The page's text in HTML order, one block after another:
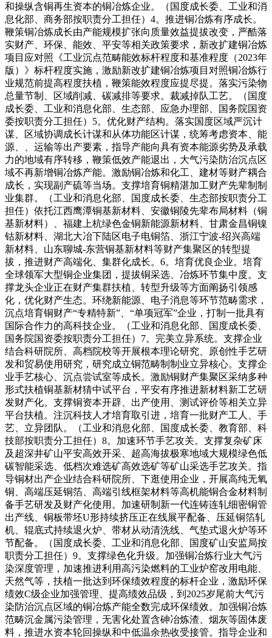
和操纵含铜再生资本的铜冶炼企业。（国度成长委、工业和消
息化部、商务部按职责分工担任）4。推进铜冶炼有序成长。
鞭策铜冶炼成长由产能规模扩张向质量效益提拔改变，严酷落
实财产、环保、能效、平安等相关政策要求，新改扩建铜冶炼
项目应对照《工业沉点范畴能效标杆程度和基准程度（2023年
版）》标杆程度实施，激励新改扩建铜冶炼项目对照铜冶炼行
业规范前提高程度扶植，鞭策能效程度应提尽提。落实污染物
总量节制、区域削减、碳减排等要求。裁减掉队工艺。（国度
成长委、工业和消息化部、生态部、应急办理部、国务院国资
委按职责分工担任）5。优化财产结构。落实国度区域严沉计
谋、区域协调成长计谋和从体功能区计谋，统筹考虑资本、能
源、、运输等出产要素，指导产能向具有资本能源劣势及承载
力的地域有序转移，鞭策低效产能退出，大气污染防治沉点区
域不再新增铜冶炼产能。激励铜冶炼和化工、建材等财产耦合
成长，实现副产硫等当场。支撑培育铜精湛加工财产先辈制制
业集群。（工业和消息化部、国度成长委、生态部按职责分工
担任）依托江西鹰潭铜基新材料、安徽铜陵先辈布局材料（铜
基新材料）、福建上杭绿色金铜新能源新材料、甘肃金昌铜镍
钴新材料、湖北大冶下陆区电子电铜箔、浙江宁波-绍兴高端
新材料、山东聊城-东营铜基新材料等财产集聚区的转型提
拔，推进财产高端化、集群化成长。6。培育优良企业。培育
全球领军大型铜企业集团，提拔铜采选、冶炼环节集中度。支
撑龙头企业正在财产集群扶植、转型升级等方面阐扬引领感
化，优化财产生态。环绕新能源、电子消息等环节范畴需求，
沉点培育铜财产“专精特新”、“单项冠军”企业，打制一批具有
国际合作力的高科技企业。（工业和消息化部、国度成长委、
国务院国资委按职责分工担任）7。完美立异系统。支撑企业
结合科研院所、高档院校等开展根本理论研究、原创性手艺研
发和贸易使用研究，研究成立铜范畴制制业立异核心。支撑企
业手艺核心、沉点尝试室等成长。激励铜财产集聚区采纳多种
形式扶植铜基新材猜中试平台，平安有序推进新材料新工艺研
发财产化。支撑铜资本开辟、出产使用、测试评价等相关立异
平台扶植。注沉科技人才培育取引进，培育一批财产工人、手
艺、立异团队。（工业和消息化部、国度成长委、教育部、科
技部按职责分工担任）8。加速环节手艺攻关。支撑复杂矿床
及超深井矿山平安高效开采、超高海拔极寒地域大规模绿色低
碳智能采选、低档次难选矿高效选矿等矿山采选手艺攻关。指
导铜材出产企业结合科研院所、下逛使用企业，开展高纯无氧
铜、高端压延铜箔、高端引线框架材料等高机能铜合金材料制
备手艺研发及财产化使用。加速研制新一代连铸连轧细密铜管
出产线、铜板带坯U形持续挤压正在线展平配备、压延铜箔轧
机、辊底式持续退火炉、带材从动清洗线、气垫式退火炉等环
节配备。（国度成长委、工业和消息化部、国度矿山安监局按
职责分工担任）9。支撑绿色化升级。加强铜冶炼行业大气污
染深度管理，加速推进利用高污染燃料的工业炉窑改用电能、
天然气等，扶植一批达到环保绩效程度的标杆企业，激励环保
绩效C级企业加强管理、提高绩效品级，到2025岁尾前大气污
染防治沉点区域的铜冶炼产能全数完成环保绩效。加强铜冶炼
范畴沉金属污染管理，无害化处置含砷冶炼渣、烟灰等固体废
料，推进水资本轮回操纵和中低温余热收受接管。指导企业和